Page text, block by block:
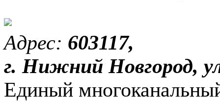
Адрес: 603117,
г. Нижний Новгород,
Единый